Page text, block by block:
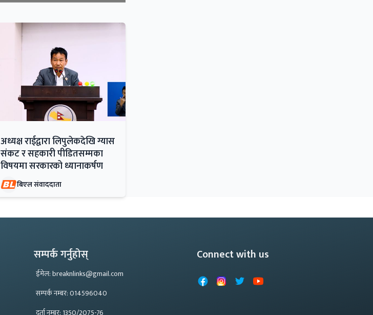
अध्यक्ष राईद्वारा लिपुलेकदेखि ग्यास
संकट र सहकारी पीडितसम्मका
विषयमा सरकारको ध्यानाकर्षण
बिएल संवाददाता
सम्पर्क गर्नुहोस्
ईमेल: breaknlinks@gmail.com
सम्पर्क नम्बर: 014596040
दर्ता नम्बर: 1350/2075-76
Connect with us
FacebookInstagram
X YouTube